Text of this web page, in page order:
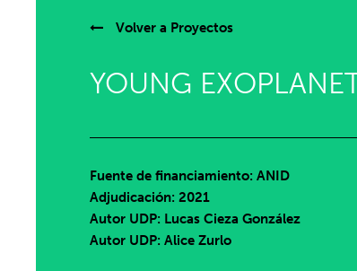
Volver a Proyectos
YOUNG
Fuente de financiamiento: ANID
Adjudicación: 2021
Autor UDP: Lucas Cieza González
Autor UDP:Alice Zurlo